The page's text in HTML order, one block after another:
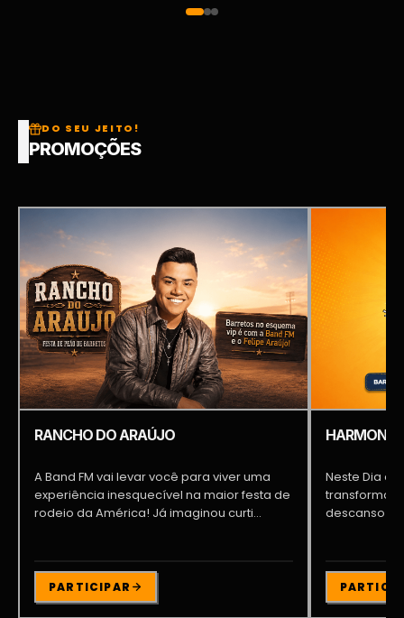
DO SEU JEITO!
PROMOÇÕES
RANCHO DO ARAÚJO
A Band FM vai levar você para viver uma
experiência inesquecível na maior festa de
rodeio da América! Já imaginou curti...
PARTICIPAR
Neste Dia
transformar
descanso